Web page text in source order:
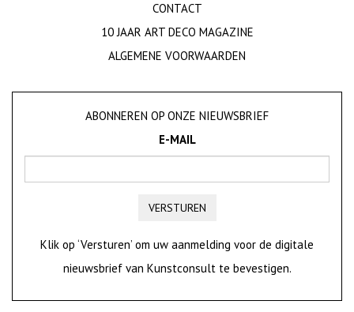
CONTACT
10 JAAR ART DECO MAGAZINE
ALGEMENE VOORWAARDEN
ABONNEREN OP ONZE NIEUWSBRIEF
E-MAIL
VERSTUREN
Klik op ‘Versturen’ om uw aanmelding voor de digitale
nieuwsbrief van Kunstconsult te bevestigen.